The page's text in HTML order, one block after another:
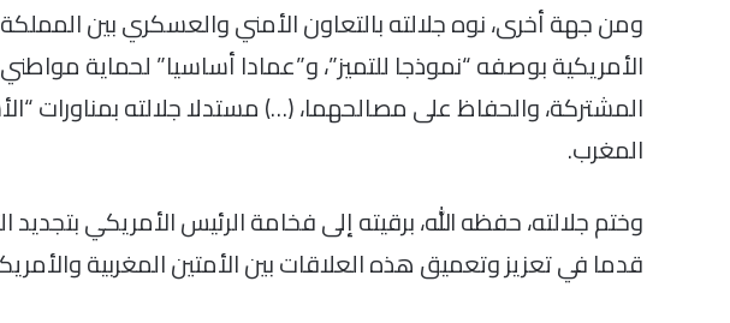
ومن جهة أخرى، نوه جلالته بالتعاون الأمني والعسكري بين المملكة
الأمريكية بوصفه “نموذجا للتميز”، و”عمادا أساسيا” لحماية
المشتركة، والحفاظ على مصالحهما، (…) مستدلا جلالته بمناورات
المغرب.
وختم جلالته، حفظه الله، برقيته إلى فخامة الرئيس الأمريكي بتجديد
قدما في تعزيز وتعميق هذه العلاقات بين الأمتين المغربية